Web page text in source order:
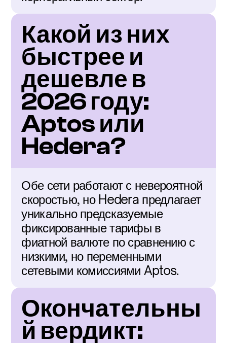
Какой из них
быстрее и
дешевле в
2026 году:
Aptos или
Hedera?
Обе сети работают с невероятной
скоростью, но Hedera предлагает
уникально предсказуемые
фиксированные тарифы в
фиатной валюте по сравнению с
низкими, но переменными
сетевыми комиссиями Aptos.
Окончательны
й вердикт: